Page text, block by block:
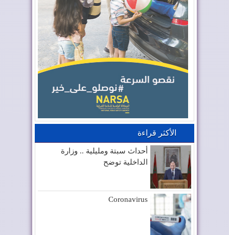
الأكثر قراءة
أحداث سبتة ومليلية .. وزارة
الداخلية توضح
Coronavirus